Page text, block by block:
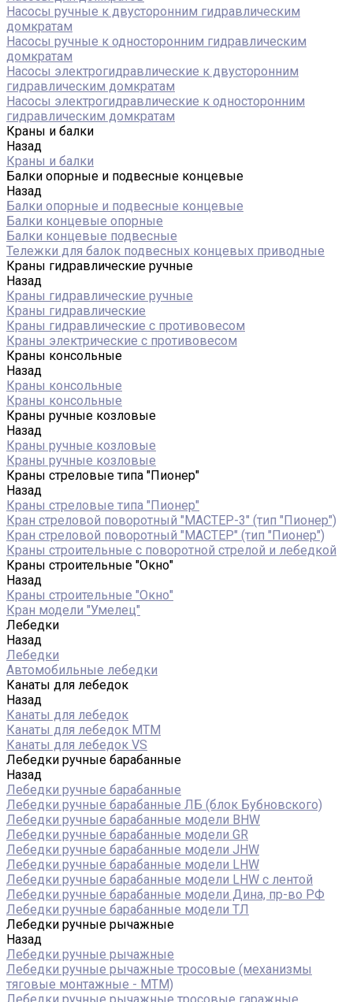
Насосы ручные к двусторонним гидравлическим
домкратам
Насосы ручные к односторонним гидравлическим
домкратам
Насосы электрогидравлические к двусторонним
гидравлическим домкратам
Насосы электрогидравлические к односторонним
гидравлическим домкратам
Краны и балки
Назад
Краны и балки
Балки опорные и подвесные концевые
Назад
Балки опорные и подвесные концевые
Балки концевые опорные
Балки концевые подвесные
Тележки для балок подвесных концевых приводные
Краны гидравлические ручные
Назад
Краны гидравлические ручные
Краны гидравлические
Краны гидравлические с противовесом
Краны электрические с противовесом
Краны консольные
Назад
Краны консольные
Краны консольные
Краны ручные козловые
Назад
Краны ручные козловые
Краны ручные козловые
Краны стреловые типа "Пионер"
Назад
Краны стреловые типа "Пионер"
Кран стреловой поворотный "МАСТЕР-3" (тип "Пионер")
Кран стреловой поворотный "МАСТЕР" (тип "Пионер")
Краны строительные с поворотной стрелой и лебедкой
Краны строительные "Окно"
Назад
Краны строительные "Окно"
Кран модели "Умелец"
Лебедки
Назад
Лебедки
Автомобильные лебедки
Канаты для лебедок
Назад
Канаты для лебедок
Канаты для лебедок MTM
Канаты для лебедок VS
Лебедки ручные барабанные
Назад
Лебедки ручные барабанные
Лебедки ручные барабанные ЛБ (блок Бубновского)
Лебедки ручные барабанные модели BHW
Лебедки ручные барабанные модели GR
Лебедки ручные барабанные модели JHW
Лебедки ручные барабанные модели LHW
Лебедки ручные барабанные модели LHW c лентой
Лебедки ручные барабанные модели Дина, пр-во РФ
Лебедки ручные барабанные модели ТЛ
Лебедки ручные рычажные
Назад
Лебедки ручные рычажные
Лебедки ручные рычажные тросовые (механизмы
тяговые монтажные - МТМ)